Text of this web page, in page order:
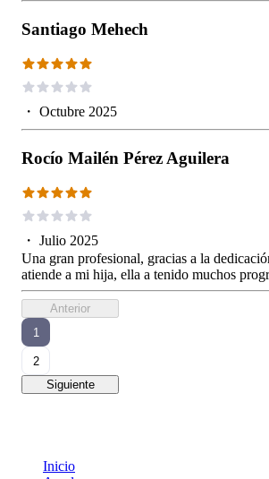
Santiago Mehech
・ Octubre 2025
Rocío Mailén Pérez Aguilera
・ Julio 2025
Una gran profesional, gracias a la
atiende a mi hija, ella a tenido muchos
Anterior
1
2
Siguiente
Inicio